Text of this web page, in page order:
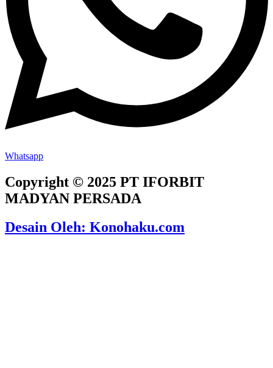
Whatsapp
Copyright © 2025 PT IFORBIT
MADYAN PERSADA
Desain Oleh: Konohaku.com